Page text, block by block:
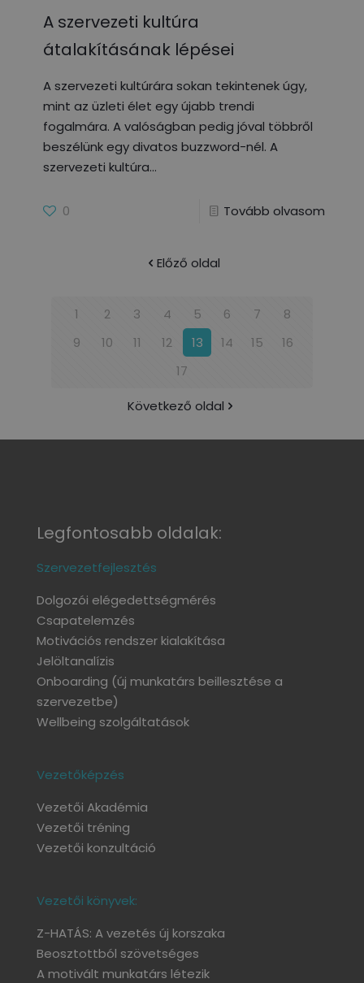
A szervezeti kultúra
átalakításának lépései
A szervezeti kultúrára sokan tekintenek úgy,
mint az üzleti élet egy újabb trendi
fogalmára. A valóságban pedig jóval többről
beszélünk egy divatos buzzword-nél. A
szervezeti kultúra
0 Tovább olvasom
Előző oldal
1 2 3 4 5 6 7
8
9
10 11 12 13 14 15
16
17
Következő oldal
Legfontosabb oldalak:
Szervezetfejlesztés
Dolgozói elégedettségmérés
Csapatelemzés
Motivációs rendszer kialakítása
Jelöltanalízis
Onboarding (új munkatárs beillesztése a
szervezetbe)
Wellbeing szolgáltatások
Vezetőképzés
Vezetői Akadémia
Vezetői tréning
Vezetői konzultáció
Vezetői könyvek:
Z-HATÁS: A vezetés új korszaka
Beosztottból szövetséges
A motivált munkatárs létezik